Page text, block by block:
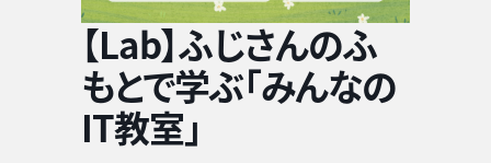
【Lab】ふじさんのふ
もとで学ぶ「みんなの
IT教室」